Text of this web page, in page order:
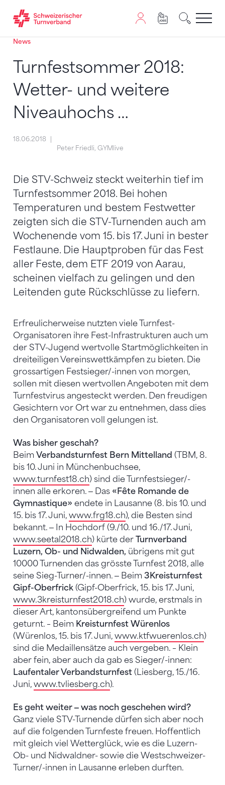
Zum Inhalt springen
Zur Sitemap navigieren
Zum Navigieren dieser Seite wird JavaScript benötigt.
News
Turnfestsommer 2018:
Wetter- und weitere
Niveauhochs …
18.06.2018
Peter Friedli, GYMlive
Die STV-Schweiz steckt weiterhin tief im
Turnfestsommer 2018. Bei hohen
Temperaturen und bestem Festwetter
zeigten sich die STV-Turnenden auch am
Wochenende vom 15. bis 17. Juni in bester
Festlaune. Die Hauptproben für das Fest
aller Feste, dem ETF 2019 von Aarau,
scheinen vielfach zu gelingen und den
Leitenden gute Rückschlüsse zu liefern.
Erfreulicherweise nutzten viele Turnfest-
Organisatoren ihre Fest-Infrastrukturen auch um
der STV-Jugend wertvolle Startmöglichkeiten in
dreiteiligen Vereinswettkämpfen zu bieten. Die
grossartigen Festsieger/-innen von morgen,
sollen mit diesen wertvollen Angeboten mit dem
Turnfestvirus angesteckt werden. Den freudigen
Gesichtern vor Ort war zu entnehmen, dass dies
den Organisatoren voll gelungen ist.
Was bisher geschah?
Beim Verbandsturnfest Bern Mittelland (TBM, 8.
bis 10. Juni in Münchenbuchsee,
www.turnfest18.ch) sind die Turnfestsieger/-
innen alle erkoren. ‒ Das «Fête Romande de
Gymnastique» endete in Lausanne (8. bis 10. und
15. bis 17. Juni, www.frg18.ch), die Besten sind
bekannt. ‒ In Hochdorf (9./10. und 16./17. Juni,
www.seetal2018.ch) kürte der Turnverband
Luzern, Ob- und Nidwalden, übrigens mit gut
10000 Turnenden das grösste Turnfest 2018, alle
seine Sieg-Turner/-innen. ‒ Beim 3Kreisturnfest
Gipf-Oberfrick (Gipf-Oberfrick, 15. bis 17. Juni,
www.3kreisturnfest2018.ch) wurde, erstmals in
dieser Art, kantonsübergreifend um Punkte
geturnt. – Beim Kreisturnfest Würenlos
(Würenlos, 15. bis 17. Juni, www.ktfwuerenlos.ch)
sind die Medaillensätze auch vergeben. – Klein
aber fein, aber auch da gab es Sieger/-innen:
Laufentaler Verbandsturnfest (Liesberg, 15./16.
Juni, www.tvliesberg.ch).
Es geht weiter ‒ was noch geschehen wird?
Ganz viele STV-Turnende dürfen sich aber noch
auf die folgenden Turnfeste freuen. Hoffentlich
mit gleich viel Wetterglück, wie es die Luzern-
Ob- und Nidwaldner- sowie die Westschweizer-
Turner/-innen in Lausanne erleben durften.